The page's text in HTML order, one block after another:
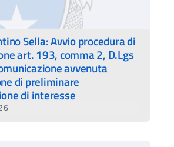
Sella: Avvio procedura di
art. 193, comma 2, D.Lgs
avvenuta
di preliminare
di interesse